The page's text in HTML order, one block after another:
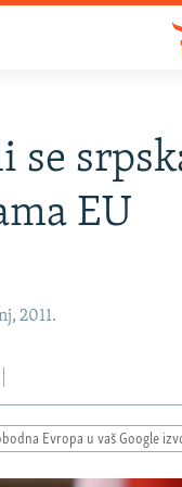
se
EU
2011.
Evropa u vaš Google